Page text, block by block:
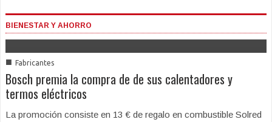
BIENESTAR Y AHORRO
■ Fabricantes
Bosch premia la compra de de sus calentadores y
termos eléctricos
La promoción consiste en 13 € de regalo en combustible Solred